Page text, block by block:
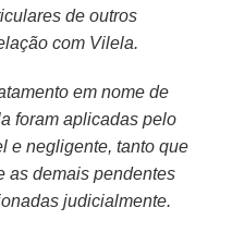
de outros
com Vilela.
em nome de
foram aplicadas pelo
e negligente, tanto que
as demais pendentes
judicialmente.